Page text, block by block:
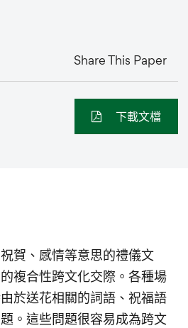
Share This Paper
下載文檔
賀、感情等意思的禮儀文
複合性跨文化交際。各種場
於送花相關的詞語、祝福語
。這些問題很容易成為跨文